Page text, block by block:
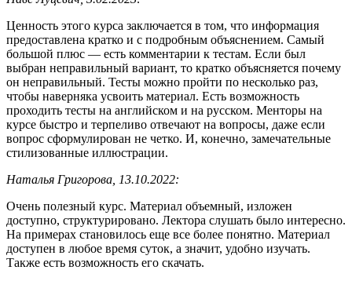
Ценность этого курса заключается в том, что информация
предоставлена кратко и с подробным объяснением. Самый
большой плюс — есть комментарии к тестам. Если был
выбран неправильный вариант, то кратко объясняется почему
он неправильный. Тесты можно пройти по несколько раз,
чтобы наверняка усвоить материал. Есть возможность
проходить тесты на английском и на русском. Менторы на
курсе быстро и терпеливо отвечают на вопросы, даже если
вопрос сформулирован не четко. И, конечно, замечательные
стилизованные иллюстрации.
Наталья Григорова, 13.10.2022:
Очень полезный курс. Материал объемный, изложен
доступно, структурировано. Лектора слушать было интересно.
На примерах становилось еще все более понятно. Материал
доступен в любое время суток, а значит, удобно изучать.
Также есть возможность его скачать.